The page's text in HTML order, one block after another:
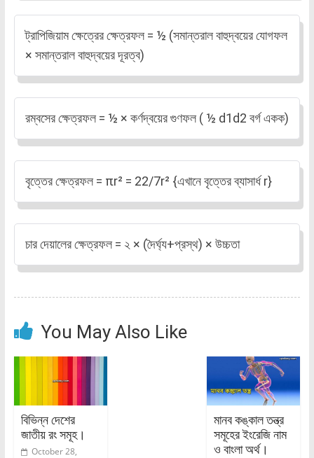
ট্রাপিজিয়াম ক্ষেত্রের ক্ষেত্রফল = ½ (সমান্তরাল বাহুদ্বয়ের যোগফল
× সমান্তরাল বাহুদ্বয়ের দূরত্ব)
রম্বসের ক্ষেত্রফল = ½ × কর্ণদ্বয়ের গুণফল ( ½ d1d2 বর্গ একক)
বৃত্তের ক্ষেত্রফল = πr² = 22/7r² {এখানে বৃত্তের ব্যাসার্ধ r}
চার দেয়ালের ক্ষেত্রফল = ২ × (দৈর্ঘ্য+প্রস্থ) × উচ্চতা
You May Also Like
বিভিন্ন দেশের
জাতীয় রং সমূহ।
October 28,
মানব কঙ্কাল তন্ত্র
সমূহের ইংরেজি নাম
ও বাংলা অর্থ।